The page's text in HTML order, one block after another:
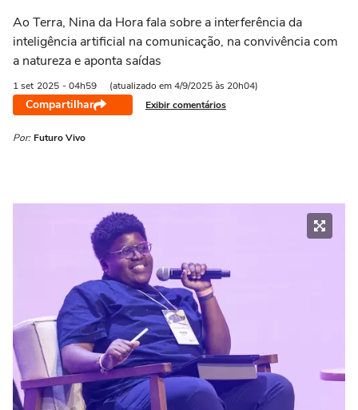
Ao Terra, Nina da Hora fala sobre a interferência da
inteligência artificial na comunicação, na convivência com
a natureza e aponta saídas
1 set 2025 - 04h59 (atualizado em 4/9/2025 às 20h04)
Compartilhar Exibir comentários
Por: Futuro Vivo